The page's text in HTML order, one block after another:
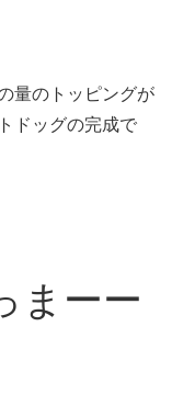
量のトッピングが
ドッグの完成で
まーー